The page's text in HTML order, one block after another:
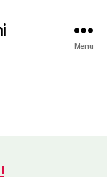
Menu